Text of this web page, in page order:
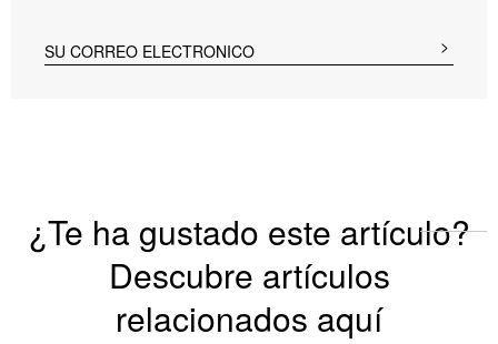
¿Te ha gustado este artículo?
Descubre artículos
relacionados aquí